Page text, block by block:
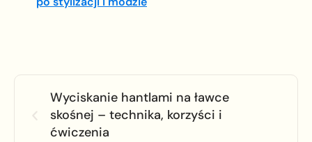
Wyciskanie hantlami na ławce
skośnej – technika, korzyści i
ćwiczenia